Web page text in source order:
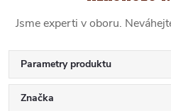
Jsme experti v oboru.
Parametry produktu
Značka